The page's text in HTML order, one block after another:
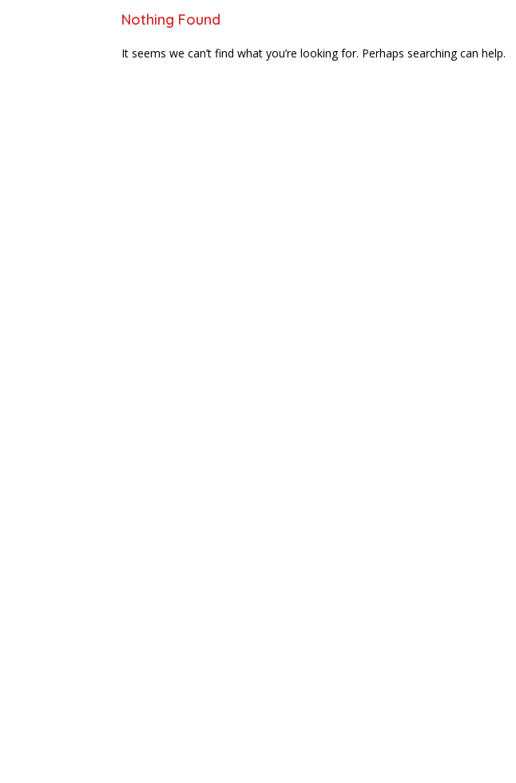
Nothing Found
It seems we can’t find what you’re looking for. Perhaps searching can help.